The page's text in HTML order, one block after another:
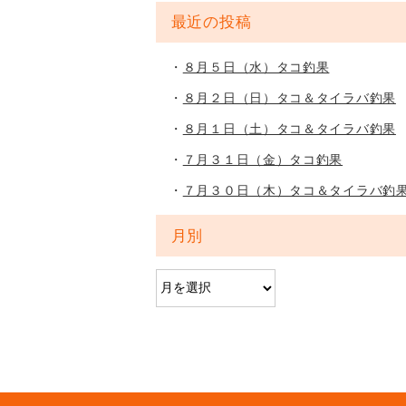
最近の投稿
８月５日（水）タコ釣果
８月２日（日）タコ＆タイラバ釣果
８月１日（土）タコ＆タイラバ釣果
７月３１日（金）タコ釣果
７月３０日（木）タコ＆タイラバ釣
月別